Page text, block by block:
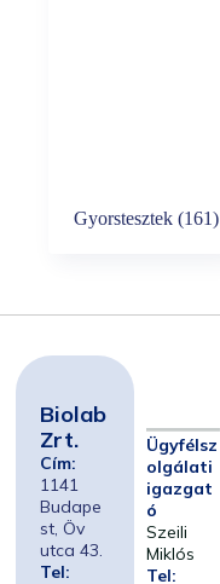
Gyorstesztek(161)
Biolab
Zrt.
Cím:
1141
Budape
st, Öv
utca 43.
Tel:
Ügyfélsz
olgálati
igazgat
ó
Szeili
Miklós
Tel: